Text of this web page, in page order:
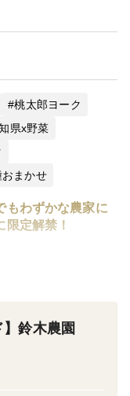
桃太郎ヨーク
県x野菜
まかせ
もわずかな農家に
限定解禁！
年2月上旬】発
ドパル』が大人気
なる前にご注文を
し次第、予告なく
】鈴木農園